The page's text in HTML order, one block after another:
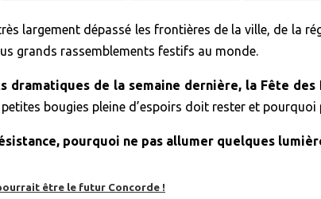
être le futur Concorde !
largement dépassé les frontières de la ville, de la
grands rassemblements festifs au monde.
dramatiques de la semaine dernière, la Fête
bougies pleine d’espoirs doit rester et pourquoi
pourquoi ne pas allumer quelques